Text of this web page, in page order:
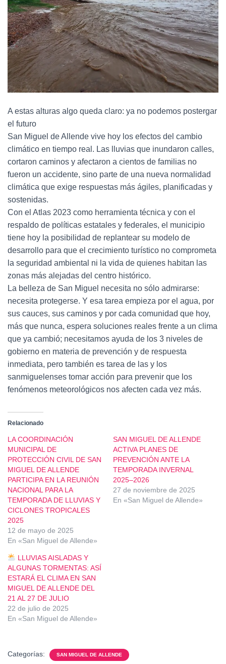
A estas alturas algo queda claro: ya no podemos postergar
el futuro
San Miguel de Allende vive hoy los efectos del cambio
climático en tiempo real. Las lluvias que inundaron calles,
cortaron caminos y afectaron a cientos de familias no
fueron un accidente, sino parte de una nueva normalidad
climática que exige respuestas más ágiles, planificadas y
sostenidas.
Con el Atlas 2023 como herramienta técnica y con el
respaldo de políticas estatales y federales, el municipio
tiene hoy la posibilidad de replantear su modelo de
desarrollo para que el crecimiento turístico no comprometa
la seguridad ambiental ni la vida de quienes habitan las
zonas más alejadas del centro histórico.
La belleza de San Miguel necesita no sólo admirarse:
necesita protegerse. Y esa tarea empieza por el agua, por
sus cauces, sus caminos y por cada comunidad que hoy,
más que nunca, espera soluciones reales frente a un clima
que ya cambió; necesitamos ayuda de los 3 niveles de
gobierno en materia de prevención y de respuesta
inmediata, pero también es tarea de las y los
sanmiguelenses tomar acción para prevenir que los
fenómenos meteorológicos nos afecten cada vez más.
Relacionado
LA COORDINACIÓN
MUNICIPAL DE
PROTECCIÓN CIVIL DE SAN
MIGUEL DE ALLENDE
PARTICIPA EN LA REUNIÓN
NACIONAL PARA LA
TEMPORADA DE LLUVIAS Y
CICLONES TROPICALES
2025
12 de mayo de 2025
En «San Miguel de Allende»
SAN MIGUEL DE ALLENDE
ACTIVA PLANES DE
PREVENCIÓN ANTE LA
TEMPORADA INVERNAL
2025–2026
27 de noviembre de 2025
En «San Miguel de Allende»
LLUVIAS AISLADAS Y
ALGUNAS TORMENTAS: ASÍ
ESTARÁ EL CLIMA EN SAN
MIGUEL DE ALLENDE DEL
21 AL 27 DE JULIO
22 de julio de 2025
En «San Miguel de Allende»
Categorías: SAN MIGUEL DE ALLENDE